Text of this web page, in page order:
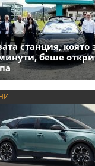
станция, която
беше